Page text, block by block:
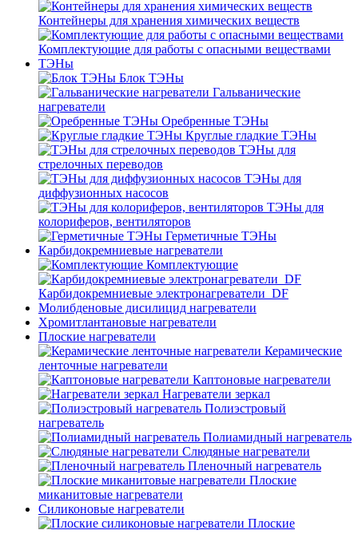
Контейнеры для хранения химических веществ
Комплектующие для работы с опасными веществами
ТЭНы
Блок ТЭНы
Гальванические
нагреватели
Оребренные ТЭНы
Круглые гладкие ТЭНы
ТЭНы для
стрелочных переводов
ТЭНы для
диффузионных насосов
ТЭНы для
колориферов, вентиляторов
Герметичные ТЭНы
Карбидокремниевые нагреватели
Комплектующие
Карбидокремниевые электронагреватели_DF
Молибденовые дисилицид нагреватели
Хромитлантановые нагреватели
Плоские нагреватели
Керамические
ленточные нагреватели
Каптоновые нагреватели
Нагреватели зеркал
Полиэстровый
нагреватель
Полиамидный нагреватель
Слюдяные нагреватели
Пленочный нагреватель
Плоские
миканитовые нагреватели
Силиконовые нагреватели
Плоские